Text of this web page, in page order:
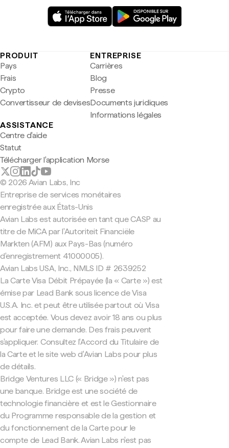
PRODUIT
Pays
Frais
Crypto
Convertisseur de devises
ENTREPRISE
Carrières
Blog
Presse
Documents juridiques
Informations légales
ASSISTANCE
Centre d'aide
Statut
Télécharger l'application Morse
© 2026 Avian Labs, Inc
Entreprise de services monétaires
enregistrée aux États-Unis
Avian Labs est autorisée en tant que CASP au
titre de MiCA par l'Autoriteit Financiële
Markten (AFM) aux Pays-Bas (numéro
d'enregistrement 41000005).
Avian Labs USA, Inc., NMLS ID # 2639252
La Carte Visa Débit Prépayée (la « Carte ») est
émise par Lead Bank sous licence de Visa
U.S.A. Inc. et peut être utilisée partout où Visa
est acceptée. Vous devez avoir 18 ans ou plus
pour faire une demande. Des frais peuvent
s'appliquer. Consultez l'Accord du Titulaire de
la Carte et le site web d'Avian Labs pour plus
de détails.
Bridge Ventures LLC (« Bridge ») n'est pas
une banque. Bridge est une société de
technologie financière et est le Gestionnaire
du Programme responsable de la gestion et
du fonctionnement de la Carte pour le
compte de Lead Bank. Avian Labs n'est pas